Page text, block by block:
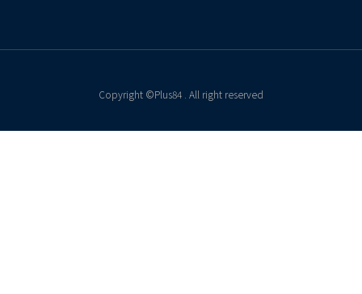
Copyright ©Plus84 . All right reserved